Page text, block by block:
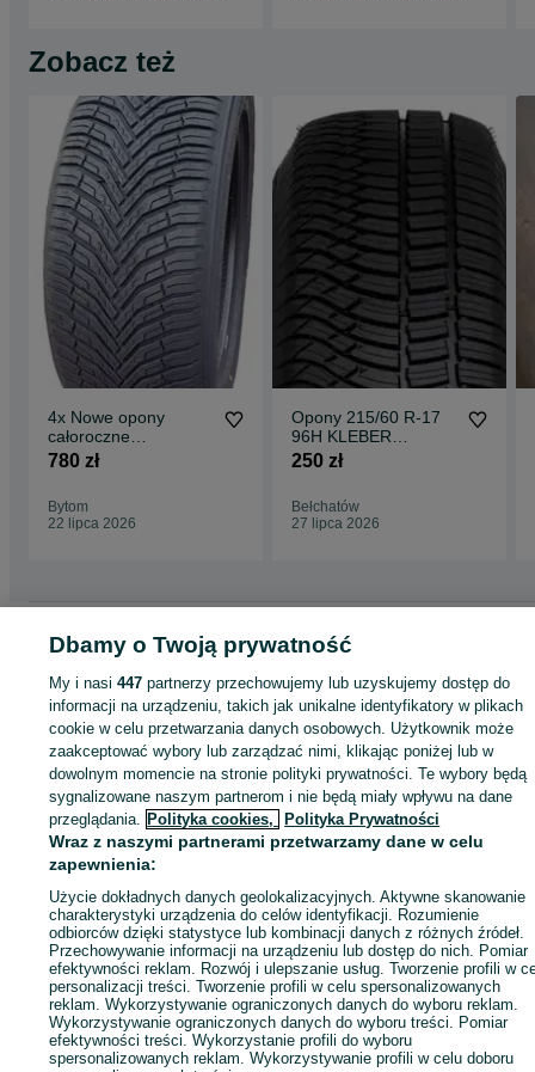
Zobacz też
4x Nowe opony
całoroczne
Landspider AS
780 zł
Bytom
22 lipca 2026
Opony 215/60 R-17
96H KLEBER
CITILANDER - nowe
250 zł
Bełchatów
27 lipca 2026
Strona główna Motoryzacja Opony
Katowice
Opony - Szopienice-Burowiec
KATEGORIA
ID:625899180 Wyświetlenia:
Zadzwoń / SMS Wyślij wiadomość
Dbamy o Twoją prywatność
My i nasi447 partnerzy przechowujemy lub uzyskujemy dostęp do
informacji na urządzeniu, takich jak unikalne identyfikatory w plikach
cookie w celu przetwarzania danych osobowych. Użytkownik może
zaakceptować wybory lub zarządzać nimi, klikając poniżej lub w
dowolnym momencie na stronie polityki prywatności. Te wybory będą
sygnalizowane naszym partnerom i nie będą miały wpływu na dane
przeglądania. Polityka cookies, Polityka Prywatności
Wraz z naszymi partnerami przetwarzamy dane w celu
zapewnienia:
Użycie dokładnych danych geolokalizacyjnych. Aktywne skanowanie
charakterystyki urządzenia do celów identyfikacji. Rozumienie
odbiorców dzięki statystyce lub kombinacji danych z różnych źródeł.
Przechowywanie informacji na urządzeniu lub dostęp do nich. Pomiar
efektywności reklam. Rozwój i ulepszanie usług. Tworzenie profili w
personalizacji treści. Tworzenie profili w celu spersonalizowanych
reklam. Wykorzystywanie ograniczonych danych do wyboru reklam.
Wykorzystywanie ograniczonych danych do wyboru treści. Pomiar
efektywności treści. Wykorzystanie profili do wyboru
spersonalizowanych reklam. Wykorzystywanie profili w celu doboru